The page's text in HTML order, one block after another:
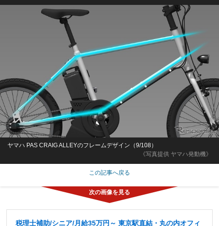
《写真提供 ヤマハ発動機》
ヤマハ PAS CRAIG ALLEYのフレームデザイン（9/108）
この記事へ戻る
税理士補助/シニア/月給35万円～ 東京駅直結・丸の内オフィ